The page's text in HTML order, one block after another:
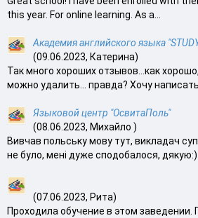
this year. For online learning. As a...
Академия английского языка
(09.06.2023, Катерина)
Так много хороших отзывов…как
можно удалить… правда? Хочу написать
Языковой центр "ОсвитаПоль"
(08.06.2023, Михайло )
Вивчав польську мову тут, викладач
не було, мені дуже сподобалося, дякую:)...
(07.06.2023, Рита)
Проходила обучение в этом заведении.